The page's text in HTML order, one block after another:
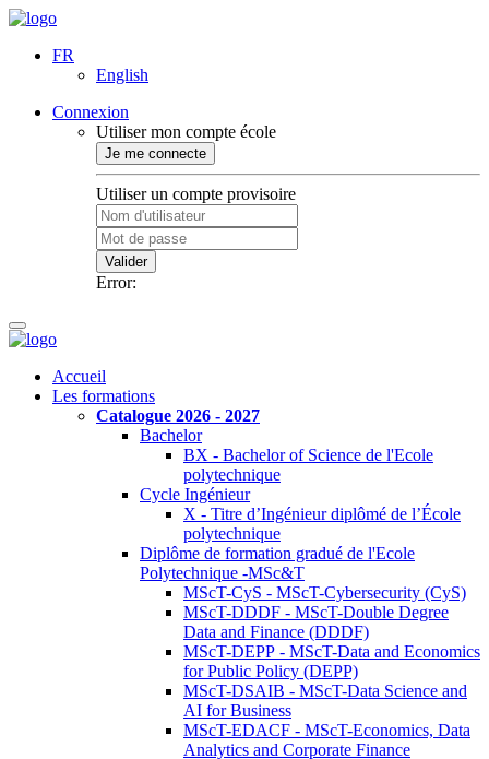
FR
English
Connexion
Utiliser mon compte école
Je me connecte
Utiliser un compte provisoire
Valider
Error:
Accueil
Les formations
Catalogue 2026 - 2027
Bachelor
BX - Bachelor of Science de l'Ecole
polytechnique
Cycle Ingénieur
X - Titre d’Ingénieur diplômé de l’École
polytechnique
Diplôme de formation gradué de l'Ecole
Polytechnique -MSc&T
MScT-CyS - MScT-Cybersecurity (CyS)
MScT-DDDF - MScT-Double Degree
Data and Finance (DDDF)
MScT-DEPP - MScT-Data and Economics
for Public Policy (DEPP)
MScT-DSAIB - MScT-Data Science and
AI for Business
MScT-EDACF - MScT-Economics, Data
Analytics and Corporate Finance